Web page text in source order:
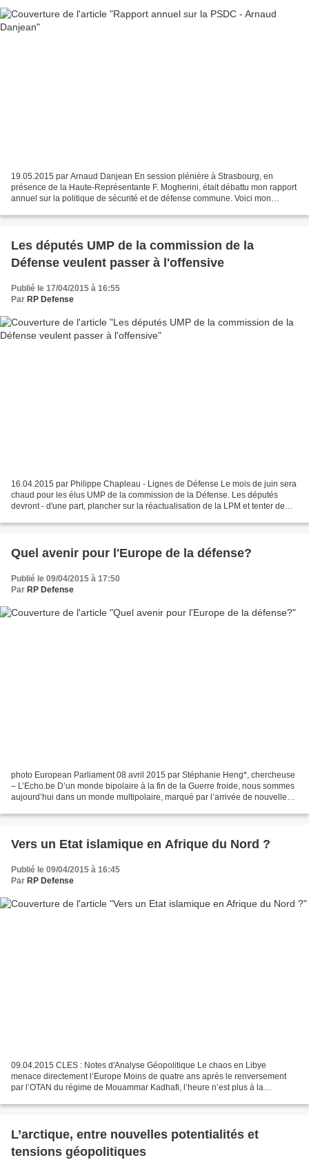
19.05.2015 par Arnaud Danjean En session plénière à Strasbourg, en
présence de la Haute-Représentante F. Mogherini, était débattu mon rapport
annuel sur la politique de sécurité et de défense commune. Voici mon
Les députés UMP de la commission de la
Défense veulent passer à l'offensive
Publié le 17/04/2015 à 16:55
Par RP Defense
16.04.2015 par Philippe Chapleau - Lignes de Défense Le mois de juin sera
chaud pour les élus UMP de la commission de la Défense. Les députés
devront - d'une part, plancher sur la réactualisation de la LPM et tenter de
Quel avenir pour l'Europe de la défense?
Publié le 09/04/2015 à 17:50
Par RP Defense
photo European Parliament 08 avril 2015 par Stéphanie Heng*, chercheuse
– L’Echo.be D’un monde bipolaire à la fin de la Guerre froide, nous sommes
aujourd’hui dans un monde multipolaire, marqué par l’arrivée de nouvelles
Vers un Etat islamique en Afrique du Nord ?
Publié le 09/04/2015 à 16:45
Par RP Defense
09.04.2015 CLES : Notes d'Analyse Géopolitique Le chaos en Libye
menace directement l’Europe Moins de quatre ans après le renversement
par l’OTAN du régime de Mouammar Kadhafi, l’heure n’est plus à la
L’arctique, entre nouvelles potentialités et
tensions géopolitiques